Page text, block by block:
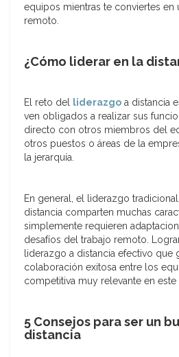
equipos mientras te conviertes en
remoto.
¿Cómo liderar en la
El reto del liderazgo a distancia
ven obligados a realizar sus
directo con otros miembros del
otros puestos o áreas de la
la jerarquía.
En general, el liderazgo
distancia comparten muchas
simplemente requieren
desafíos del trabajo remoto.
liderazgo a distancia efectivo que
colaboración exitosa entre los
competitiva muy relevante en
5 Consejos para ser un
distancia